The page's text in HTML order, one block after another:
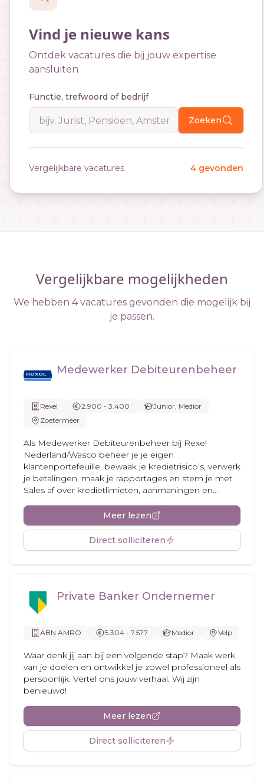
Vind je nieuwe kans
Ontdek vacatures die bij jouw expertise
aansluiten
Functie, trefwoord of bedrijf
Zoeken
Vergelijkbare vacatures 4 gevonden
Vergelijkbare mogelijkheden
We hebben 4 vacatures gevonden die mogelijk bij
je passen.
Medewerker Debiteurenbeheer
Rexel 2.900 - 3.400
Junior, Medior
Zoetermeer
Als Medewerker Debiteurenbeheer bij Rexel
Nederland/Wasco beheer je je eigen
klantenportefeuille, bewaak je kredietrisico’s, verwerk
je betalingen, maak je rapportages en stem je met
Sales af over kredietlimieten, aanmaningen en...
Meer lezen
Direct solliciteren
Private Banker Ondernemer
ABN AMRO 5.304 - 7.577 Medior Velp
Waar denk jij aan bij een volgende stap? Maak werk
van je doelen en ontwikkel je zowel professioneel als
persoonlijk. Vertel ons jouw verhaal. Wij zijn
benieuwd!
Meer lezen
Direct solliciteren